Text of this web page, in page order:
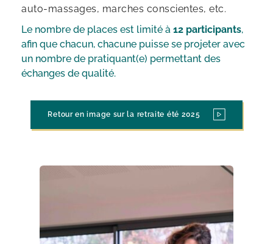
auto-massages, marches conscientes, etc.
Le nombre de places est limité à 12 participants,
afin que chacun, chacune puisse se projeter avec
un nombre de pratiquant(e) permettant des
échanges de qualité.
Retour en image sur la retraite été 2025